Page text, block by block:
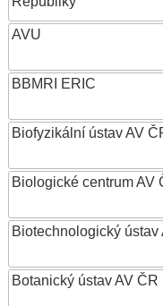
AVU
BBMRI ERIC
Biofyzikální ústav AV
Biologické centrum AV
Biotechnologický ústav
Botanický ústav AV ČR